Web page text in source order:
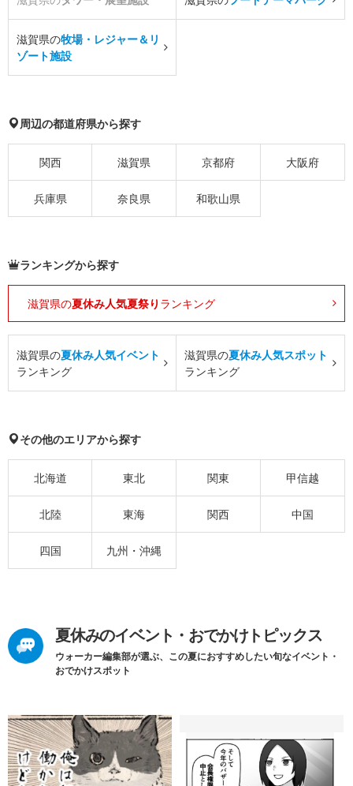
滋賀県の牧場・レジャー＆リ
ゾート施設
周辺の都道府県から探す
関西 滋賀県 京都府 大阪府
兵庫県 奈良県 和歌山県
ランキングから探す
滋賀県の夏休み人気夏祭り ランキング
滋賀県の夏休み人気イベント
ランキング
滋賀県の夏休み人気スポット
ランキング
その他のエリアから探す
北海道 東北 関東 甲信越
北陸 東海 関西 中国
四国 九州・沖縄
夏休みのイベント・おでかけトピックス
ウォーカー編集部が選ぶ、この夏におすすめしたい旬なイベント・
おでかけスポット